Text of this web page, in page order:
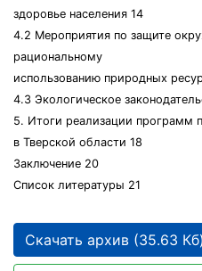
здоровье населения 14
4.2 Мероприятия по защите
рациональному
использованию природных
4.3 Экологическое
5. Итоги реализации программ
в Тверской области 18
Заключение 20
Список литературы 21
Скачать архив (35.63 Кб)